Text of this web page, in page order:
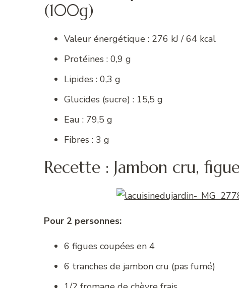
(100g)
Valeur énergétique : 276 kJ / 64 kcal
Protéines : 0,9 g
Lipides : 0,3 g
Glucides (sucre) : 15,5 g
Eau : 79,5 g
Fibres : 3 g
Recette : Jambon cru,
Pour 2 personnes:
6 figues coupées en 4
6 tranches de jambon cru (pas fumé)